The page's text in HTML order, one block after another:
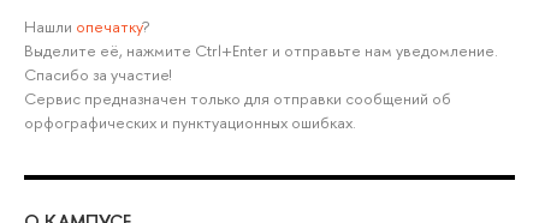
Нашли опечатку?
Выделите её, нажмите Ctrl+Enter и отправьте нам уведомление.
Спасибо за участие!
Сервис предназначен только для отправки сообщений об
орфографических и пунктуационных ошибках.